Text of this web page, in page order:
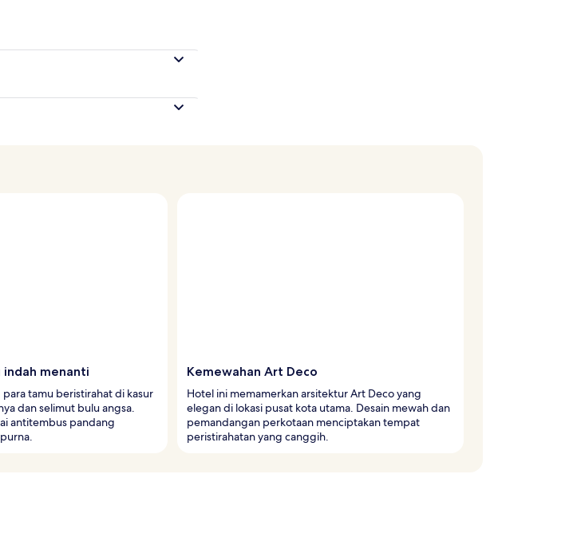
indah menanti
tamu beristirahat di kasur
dan selimut bulu angsa.
antitembus pandang
Kemewahan Art Deco
Hotel ini memamerkan arsitektur Art Deco yang
elegan di lokasi pusat kota utama. Desain mewah dan
pemandangan perkotaan menciptakan tempat
peristirahatan yang canggih.